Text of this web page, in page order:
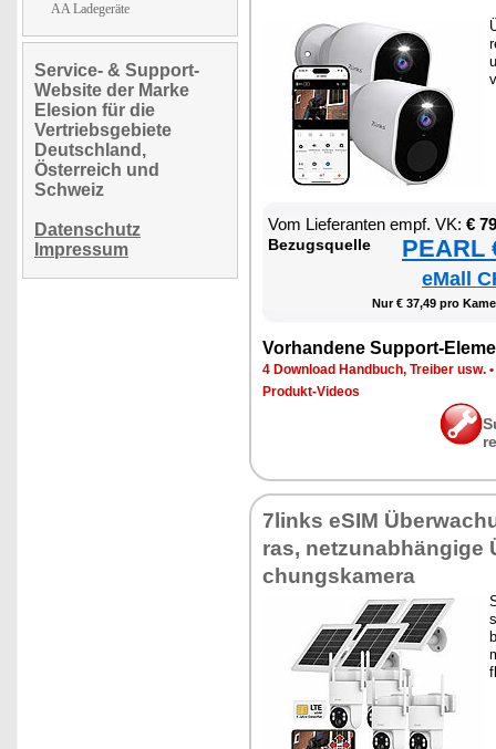
AA Ladegeräte
Service- & Support-
Website der Marke
Elesion für die
Vertriebsgebiete
Deutschland,
Österreich und
Schweiz
Datenschutz
Impressum
Vom Lie­fe­ran­ten empf. VK: €
Be­zugs­quel­le PEARL
eMall
Nur € 37,49 pro
Vor­han­de­ne Sup­port-
4 Down­load Hand­buch, Trei­ber usw. •
Pro­dukt-Vi­de­os
7links eSIM
ras, net­z­un­ab­hän­gi­ge
chungs­ka­me­ra